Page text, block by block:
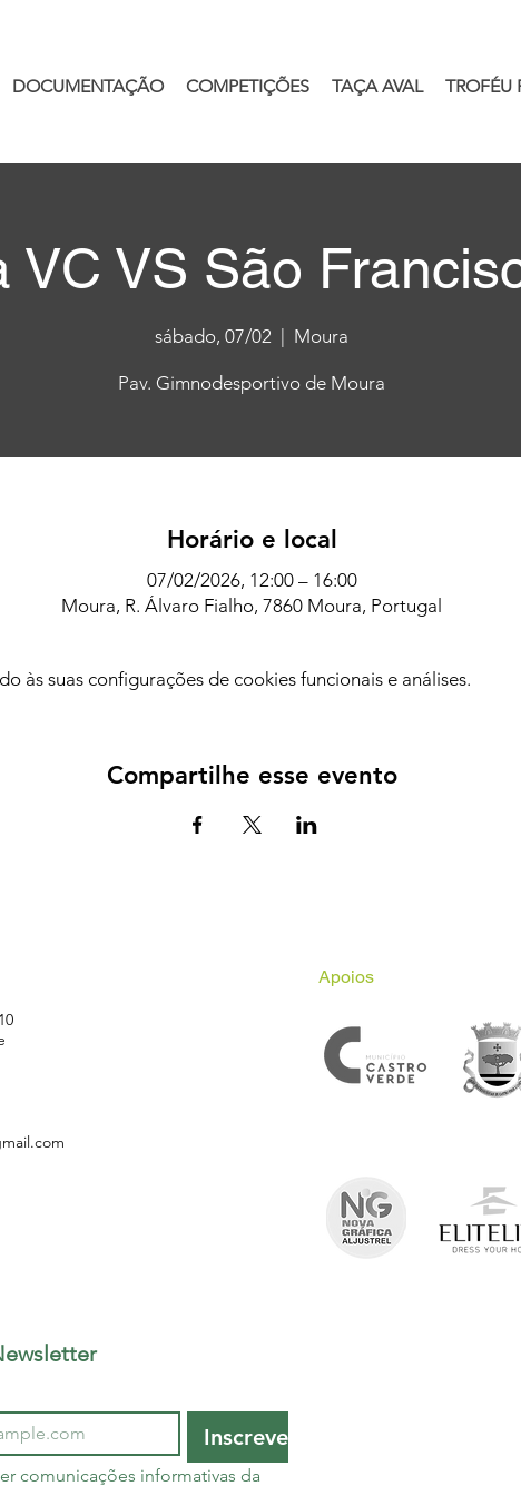
DOCUMENTAÇÃO COMPETIÇÕES TAÇA AVAL TROFÉU
VC VS São
sábado, 07/02 Moura
Horário e local
07/02/2026, 12:00 – 16:00
Moura, R. Álvaro Fialho, 7860 Moura, Portugal
às suas configurações de cookies funcionais e análises.
Compartilhe esse evento
Apoios
Inscrever
comunicações informativas da